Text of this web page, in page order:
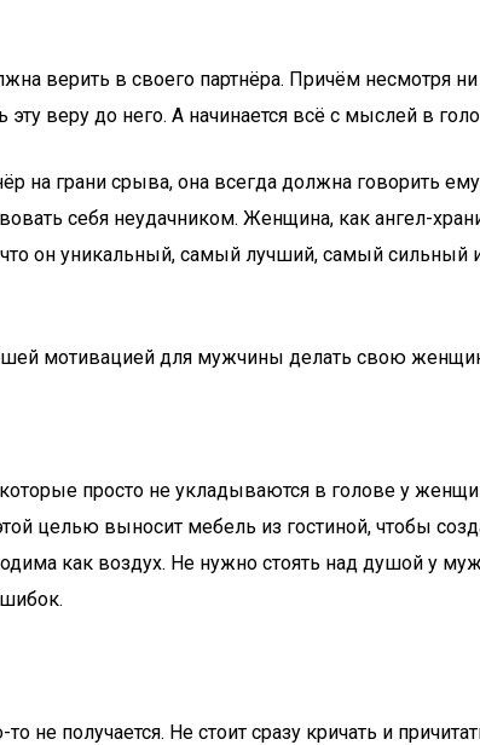
верить в своего партнёра. Причём несмотря
эту веру до него. А начинается всё с мыслей в
грани срыва, она всегда должна говорить
себя неудачником. Женщина, как ангел-
что он уникальный, самый лучший, самый
мотивацией для мужчины делать свою
просто не укладываются в голове у
целью выносит мебель из гостиной, чтобы
как воздух. Не нужно стоять над душой у
не получается. Не стоит сразу кричать и